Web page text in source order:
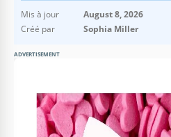
Mis à jour
August 8, 2026
Créé par
Sophia Miller
ADVERTISEMENT